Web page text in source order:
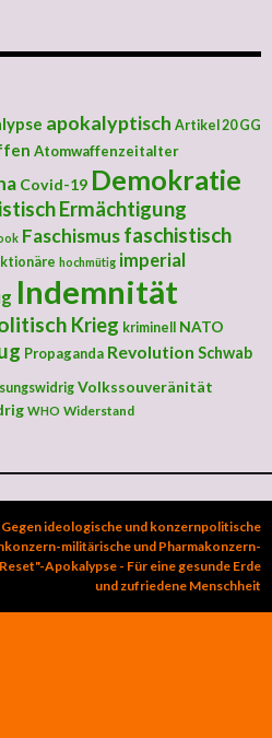
apokalyptisch Artikel 20 GG
Atomwaffenzeitalter
Covid-19 Demokratie
Ermächtigung
Faschismusfaschistisch
hochmütig imperial
Indemnität
Krieg kriminell
NATO
Propaganda Revolution Schwab
Volkssouveränität
WHO Widerstand
ideologische und konzernpolitische
militärische und Pharmakonzern-
Apokalypse - Für eine gesunde Erde
und zufriedene Menschheit